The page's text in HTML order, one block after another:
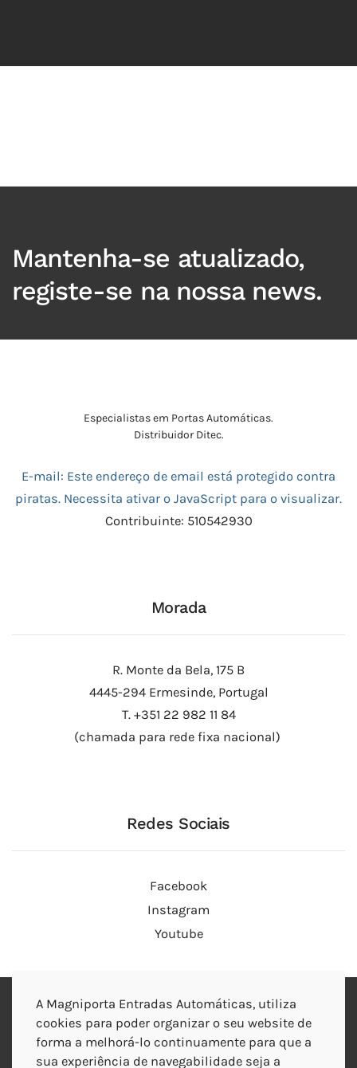
Mantenha-se atualizado,
registe-se na nossa news.
Especialistas em Portas Automáticas.
Distribuidor Ditec.
E-mail: Este endereço de email está protegido contra
piratas. Necessita ativar o JavaScript para o visualizar.
Contribuinte: 510542930
Morada
R. Monte da Bela, 175 B
4445-294 Ermesinde, Portugal
T. +351 22 982 11 84
(chamada para rede fixa nacional)
Redes Sociais
Facebook
Instagram
Youtube
POLITICA DE COOKIES
A Magniporta Entradas Automáticas, utiliza
cookies para poder organizar o seu website de
forma a melhorá-lo continuamente para que a
sua experiência de navegabilidade seja a